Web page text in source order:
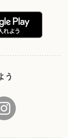
う